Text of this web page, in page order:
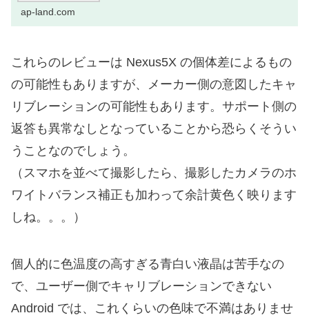
ap-land.com
これらのレビューは Nexus5X の個体差によるもの
の可能性もありますが、メーカー側の意図したキャ
リブレーションの可能性もあります。サポート側の
返答も異常なしとなっていることから恐らくそうい
うことなのでしょう。
（スマホを並べて撮影したら、撮影したカメラのホ
ワイトバランス補正も加わって余計黄色く映ります
しね。。。）
個人的に色温度の高すぎる青白い液晶は苦手なの
で、ユーザー側でキャリブレーションできない
Android では、これくらいの色味で不満はありませ